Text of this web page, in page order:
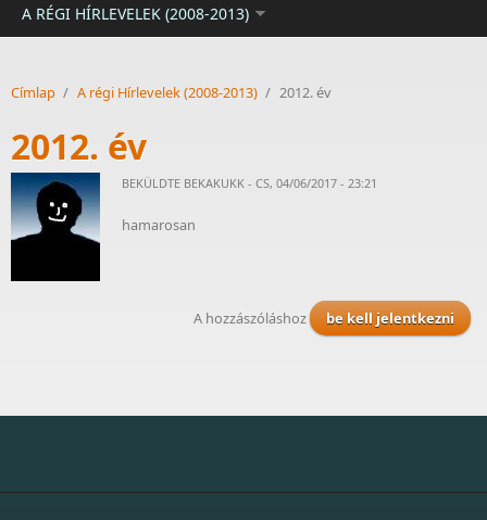
A RÉGI HÍRLEVELEK (2008-2013)
Címlap / A régi Hírlevelek (2008-2013) / 2012. év
2012. év
BEKÜLDTE BEKAKUKK - CS, 04/06/2017 - 23:21
hamarosan
A hozzászóláshoz be kell jelentkezni